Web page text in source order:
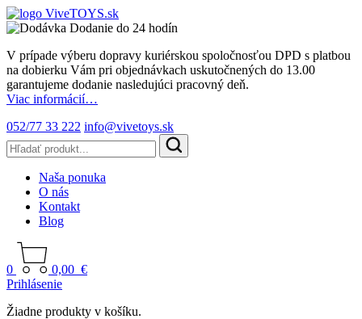
Dodanie do 24 hodín
V prípade výberu dopravy kuriérskou spoločnosťou DPD s platbou
na dobierku Vám pri objednávkach uskutočnených do 13.00
garantujeme dodanie nasledujúci pracovný deň.
Viac informácií…
052/77 33 222 info@vivetoys.sk
Naša ponuka
O nás
Kontakt
Blog
0 0,00 €
Prihlásenie
Žiadne produkty v košíku.